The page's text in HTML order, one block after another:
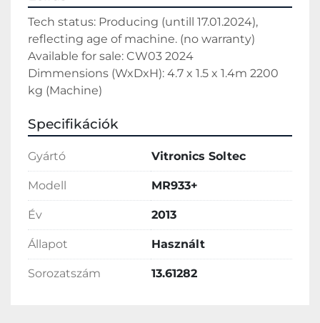
Tech status: Producing (untill 17.01.2024),
reflecting age of machine. (no warranty)
Available for sale: CW03 2024
Dimmensions (WxDxH): 4.7 x 1.5 x 1.4m 2200
kg (Machine)
Specifikációk
Gyártó Vitronics Soltec
Modell MR933+
Év 2013
Állapot Használt
Sorozatszám 13.61282